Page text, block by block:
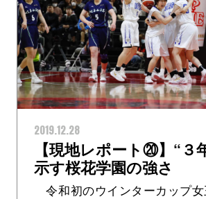
2019.12.28
【現地レポート⑳】“３
示す桜花学園の強さ
令和初のウインターカップ